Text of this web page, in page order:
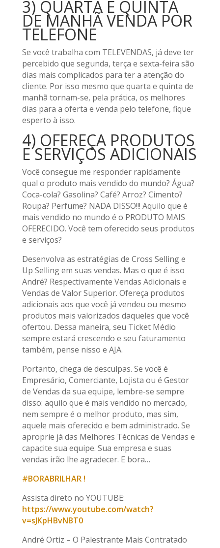
3) QUARTA E QUINTA
DE MANHÃ VENDA POR
TELEFONE
Se você trabalha com TELEVENDAS, já deve ter
percebido que segunda, terça e sexta-feira são
dias mais complicados para ter a atenção do
cliente. Por isso mesmo que quarta e quinta de
manhã tornam-se, pela prática, os melhores
dias para a oferta e venda pelo telefone, fique
esperto à isso.
4) OFEREÇA PRODUTOS
E SERVIÇOS ADICIONAIS
Você consegue me responder rapidamente
qual o produto mais vendido do mundo? Água?
Coca-cola? Gasolina? Café? Arroz? Cimento?
Roupa? Perfume? NADA DISSO!!! Aquilo que é
mais vendido no mundo é o PRODUTO MAIS
OFERECIDO. Você tem oferecido seus produtos
e serviços?
Desenvolva as estratégias de Cross Selling e
Up Selling em suas vendas. Mas o que é isso
André? Respectivamente Vendas Adicionais e
Vendas de Valor Superior. Ofereça produtos
adicionais aos que você já vendeu ou mesmo
produtos mais valorizados daqueles que você
ofertou. Dessa maneira, seu Ticket Médio
sempre estará crescendo e seu faturamento
também, pense nisso e AJA.
Portanto, chega de desculpas. Se você é
Empresário, Comerciante, Lojista ou é Gestor
de Vendas da sua equipe, lembre-se sempre
disso: aquilo que é mais vendido no mercado,
nem sempre é o melhor produto, mas sim,
aquele mais oferecido e bem administrado. Se
aproprie já das Melhores Técnicas de Vendas e
capacite sua equipe. Sua empresa e suas
vendas irão lhe agradecer. E bora…
#BORABRILHAR !
Assista direto no YOUTUBE:
https://www.youtube.com/watch?
v=sJKpHBvNBT0
André Ortiz – O Palestrante Mais Contratado